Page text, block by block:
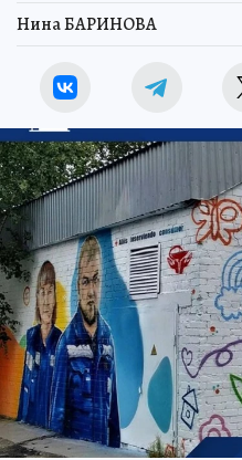
Нина БАРИНОВА